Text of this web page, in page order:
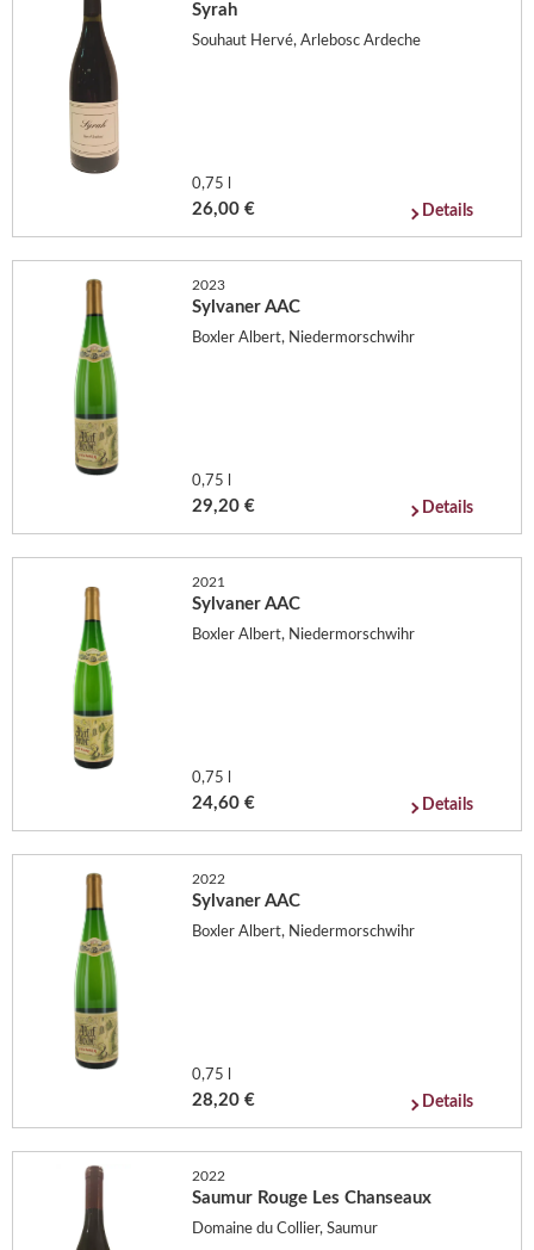
Syrah
Souhaut Hervé, Arlebosc Ardeche
0,75 l
26,00 € Details
2023
Sylvaner AAC
Boxler Albert, Niedermorschwihr
0,75 l
29,20 € Details
2021
Sylvaner AAC
Boxler Albert, Niedermorschwihr
0,75 l
24,60 € Details
2022
Sylvaner AAC
Boxler Albert, Niedermorschwihr
0,75 l
28,20 € Details
2022
Saumur Rouge Les Chanseaux
Domaine du Collier, Saumur